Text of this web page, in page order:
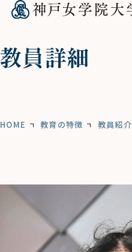
教員詳細
HOME 教育の特徴 教員紹介